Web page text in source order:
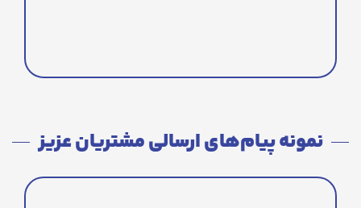
نمونه پیام‌های ارسالی مشتریان عزیز